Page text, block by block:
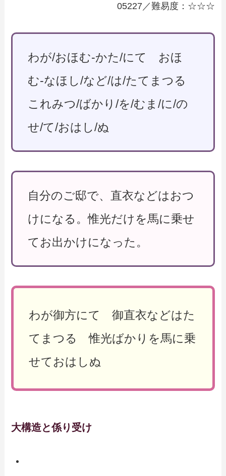
05227／難易度：☆☆☆
わが/おほむ-かた/にて おほ
む-なほし/など/は/たてまつる
これみつ/ばかり/を/むま/に/の
せ/て/おはし/ぬ
自分のご邸で、直衣などはおつ
けになる。惟光だけを馬に乗せ
てお出かけになった。
わが御方にて 御直衣などはた
てまつる 惟光ばかりを馬に乗
せておはしぬ
大構造と係り受け